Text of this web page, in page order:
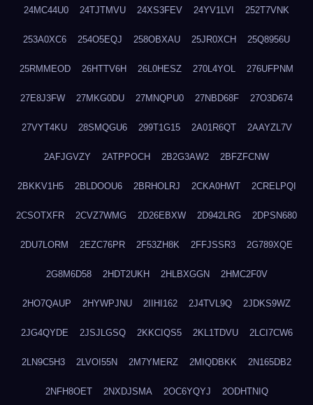
24MC44U0 24TJTMVU 24XS3FEV 24YV1LVI 252T7VNK
253A0XC6 254O5EQJ 258OBXAU 25JR0XCH 25Q8956U
25RMMEOD 26HTTV6H 26L0HESZ 270L4YOL 276UFPNM
27E8J3FW 27MKG0DU 27MNQPU0 27NBD68F 27O3D674
27VYT4KU 28SMQGU6 299T1G15 2A01R6QT 2AAYZL7V
2AFJGVZY 2ATPPOCH 2B2G3AW2 2BFZFCNW
2BKKV1H5 2BLDOOU6 2BRHOLRJ 2CKA0HWT 2CRELPQI
2CSOTXFR 2CVZ7WMG 2D26EBXW 2D942LRG 2DPSN680
2DU7LORM 2EZC76PR 2F53ZH8K 2FFJSSR3 2G789XQE
2G8M6D58 2HDT2UKH 2HLBXGGN 2HMC2F0V
2HO7QAUP 2HYWPJNU 2IIHI162 2J4TVL9Q 2JDKS9WZ
2JG4QYDE 2JSJLGSQ 2KKCIQS5 2KL1TDVU 2LCI7CW6
2LN9C5H3 2LVOI55N 2M7YMERZ 2MIQDBKK 2N165DB2
2NFH8OET 2NXDJSMA 2OC6YQYJ 2ODHTNIQ